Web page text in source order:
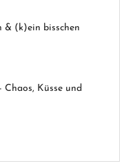
& (k)ein bisschen
Küsse und